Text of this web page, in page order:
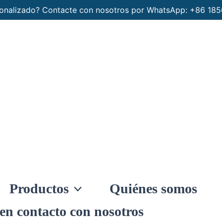
Contacte con nosotros por WhatsApp: +86
Productos Quiénes somos
contacto con nosotros